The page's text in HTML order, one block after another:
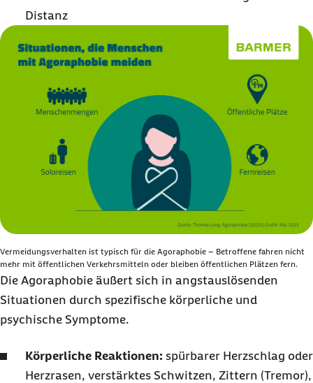
Distanz
Vermeidungsverhalten ist typisch für die Agoraphobie – Betroffene fahren nicht
mehr mit öffentlichen Verkehrsmitteln oder bleiben öffentlichen Plätzen fern.
Die Agoraphobie äußert sich in angstauslösenden
Situationen durch spezifische körperliche und
psychische Symptome.
Körperliche Reaktionen: spürbarer Herzschlag oder
Herzrasen, verstärktes Schwitzen, Zittern (Tremor),